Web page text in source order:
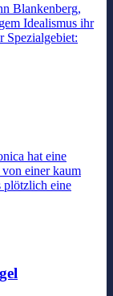
Blankenberg,
Idealismus ihr
Spezialgebiet:
hat eine
einer kaum
plötzlich eine